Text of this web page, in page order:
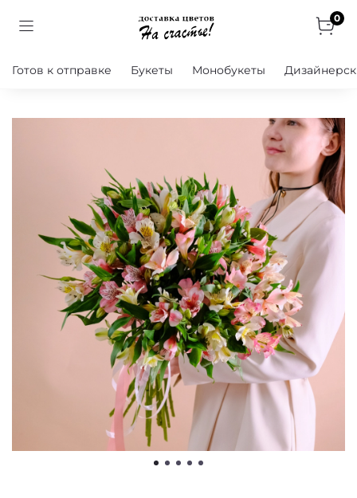
0
Готов к отправке Букеты Монобукеты